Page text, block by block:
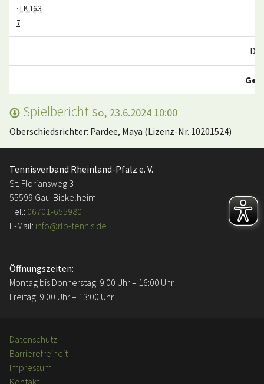
· LK 16.3
7
Spielbericht So, 23.6.2024 10:00
Oberschiedsrichter: Pardee, Maya (Lizenz-Nr. 10201524)
Tennisverband Rheinland-Pfalz e. V.
St. Floriansweg 3
55599 Gau-Bickelheim
Tel.: 06701-655980
E-Mail: info@rlp-tennis.de
Öffnungszeiten:
Montag bis Donnerstag: 9:00 Uhr – 16:00 Uhr
Freitag: 9:00 Uhr – 13:00 Uhr
Datenschutz
Barrierefreiheit
Impressum
Kontakt